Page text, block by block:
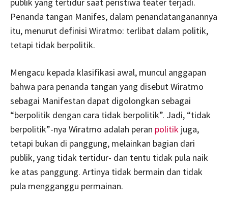
Penanda tangan Manifes, dalam penandatanganannya
itu, menurut definisi Wiratmo: terlibat dalam politik,
tetapi tidak berpolitik.
Mengacu kepada klasifikasi awal, muncul anggapan
bahwa para penanda tangan yang disebut Wiratmo
sebagai Manifestan dapat digolongkan sebagai
“berpolitik dengan cara tidak berpolitik”. Jadi, “tidak
berpolitik”-nya Wiratmo adalah peran politik juga,
tetapi bukan di panggung, melainkan bagian dari
publik, yang tidak tertidur- dan tentu tidak pula naik
ke atas panggung. Artinya tidak bermain dan tidak
pula mengganggu permainan.